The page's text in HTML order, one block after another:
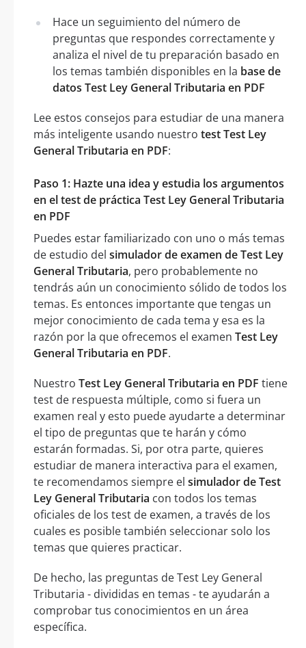
Hace un seguimiento del número de
preguntas que respondes correctamente y
analiza el nivel de tu preparación basado en
los temas también disponibles en la base de
datos Test Ley General Tributaria en PDF
Lee estos consejos para estudiar de una manera
más inteligente usando nuestro test Test Ley
General Tributaria en PDF:
Paso 1: Hazte una idea y estudia los argumentos
en el test de práctica Test Ley General Tributaria
en PDF
Puedes estar familiarizado con uno o más temas
de estudio del simulador de examen de Test Ley
General Tributaria, pero probablemente no
tendrás aún un conocimiento sólido de todos los
temas. Es entonces importante que tengas un
mejor conocimiento de cada tema y esa es la
razón por la que ofrecemos el examen Test Ley
General Tributaria en PDF.
Nuestro Test Ley General Tributaria en PDF tiene
test de respuesta múltiple, como si fuera un
examen real y esto puede ayudarte a determinar
el tipo de preguntas que te harán y cómo
estarán formadas. Si, por otra parte, quieres
estudiar de manera interactiva para el examen,
te recomendamos siempre el simulador de Test
Ley General Tributaria con todos los temas
oficiales de los test de examen, a través de los
cuales es posible también seleccionar solo los
temas que quieres practicar.
De hecho, las preguntas de Test Ley General
Tributaria - divididas en temas - te ayudarán a
comprobar tus conocimientos en un área
específica.